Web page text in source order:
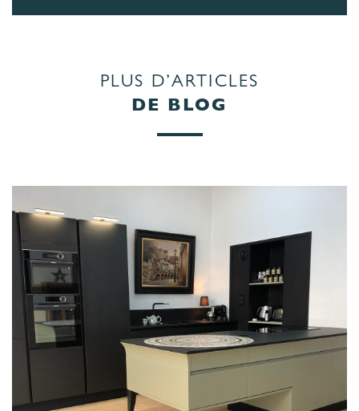
PLUS D’ARTICLES
DE BLOG